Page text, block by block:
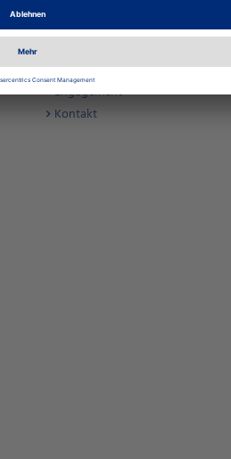
Nachhaltigkeit
Engagement
Kontakt